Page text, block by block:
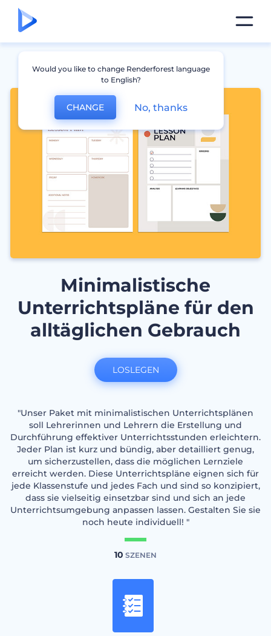
Minimalistische
Unterrichtspläne für den
alltäglichen Gebrauch
"Unser Paket mit minimalistischen Unterrichtsplänen
soll Lehrerinnen und Lehrern die Erstellung und
Durchführung effektiver Unterrichtsstunden erleichtern.
Jeder Plan ist kurz und bündig, aber detailliert genug,
um sicherzustellen, dass die möglichen Lernziele
erreicht werden. Diese Unterrichtspläne eignen sich für
jede Klassenstufe und jedes Fach und sind so konzipiert,
dass sie vielseitig einsetzbar sind und sich an jede
Unterrichtsumgebung anpassen lassen. Gestalten Sie sie
noch heute individuell! "
10 SZENEN
LOSLEGEN
Would you like to change Renderforest language
to English?
CHANGE No, thanks